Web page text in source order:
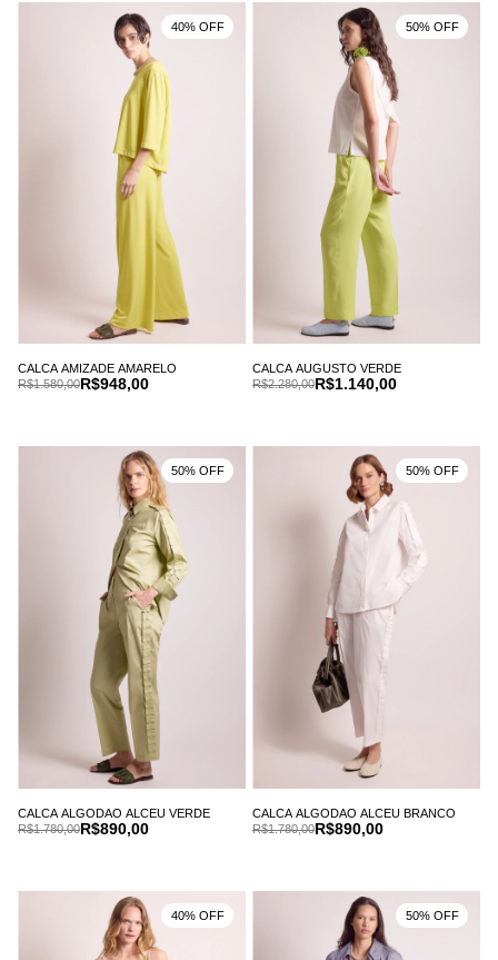
CALCA AMIZADE AMARELO
R$948,00
R$1.580,00
40% OFF
CALCA AUGUSTO VERDE
R$1.140,00
R$2.280,00
50% OFF
CALCA ALGODAO ALCEU VERDE
R$890,00
R$1.780,00
50% OFF
CALCA ALGODAO ALCEU BRANCO
R$890,00
R$1.780,00
50% OFF
40% OFF 50% OFF